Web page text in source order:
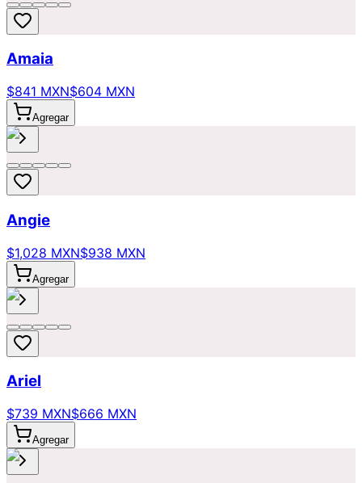
Amaia
$841 MXN$604 MXN
Agregar
Angie
$1,028 MXN$938 MXN
Agregar
Ariel
$739 MXN$666 MXN
Agregar